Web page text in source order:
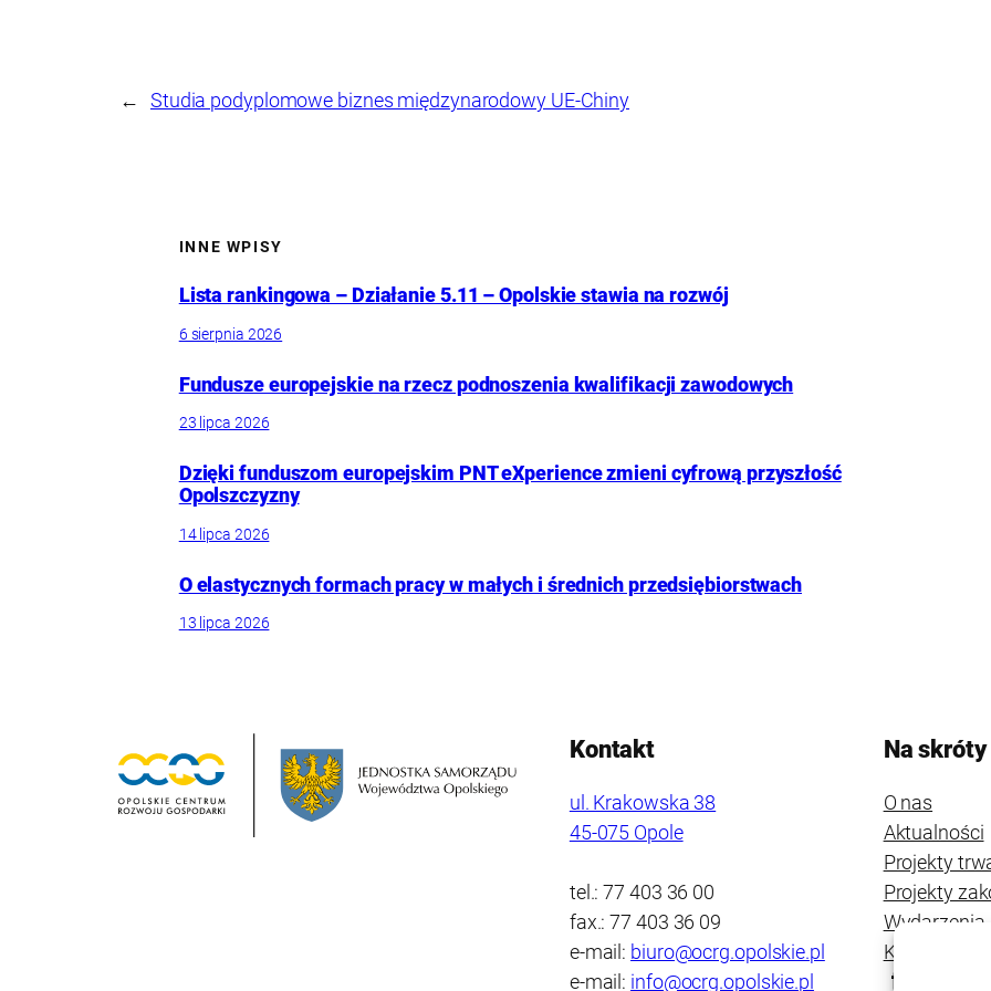
← Studia podyplomowe biznes międzynarodowy UE-Chiny
INNE WPISY
Lista rankingowa – Działanie 5.11 – Opolskie stawia na rozwój
6 sierpnia 2026
Fundusze europejskie na rzecz podnoszenia kwalifikacji zawodowych
23 lipca 2026
Dzięki funduszom europejskim PNT eXperience zmieni cyfrową przyszłość
Opolszczyzny
14 lipca 2026
O elastycznych formach pracy w małych i średnich przedsiębiorstwach
13 lipca 2026
Kontakt
ul. Krakowska 38
45-075 Opole
tel.: 77 403 36 00
fax.: 77 403 36 09
e-mail: biuro@ocrg.opolskie.pl
e-mail: info@ocrg.opolskie.pl
Na skróty
O nas
Aktualności
Projekty
Projekty
Wydarzenia
Kontakt